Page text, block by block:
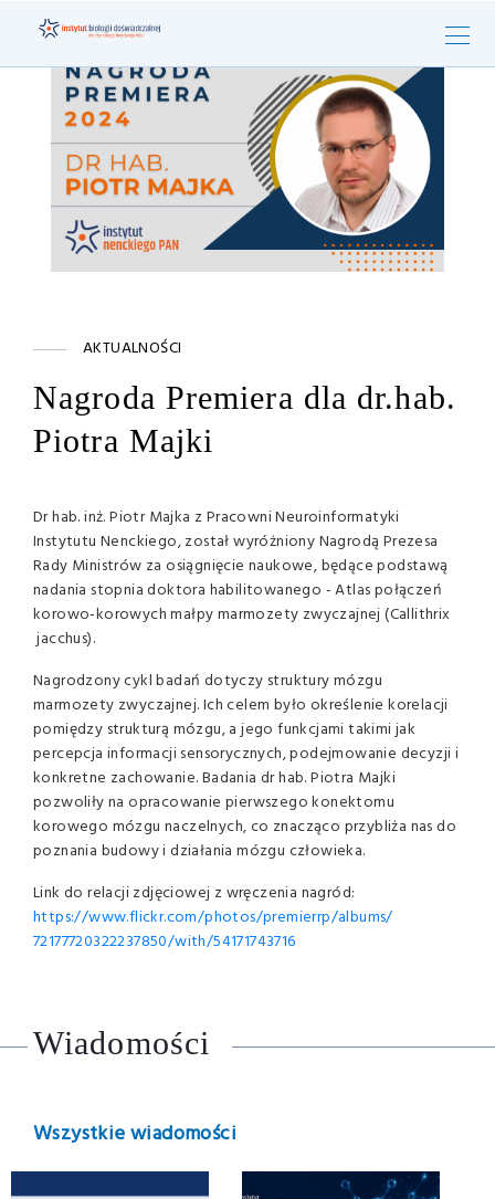
AKTUALNOŚCI
Nagroda Premiera dla dr.hab.
Piotra Majki
Dr hab. inż. Piotr Majka z Pracowni Neuroinformatyki
Instytutu Nenckiego, został wyróżniony Nagrodą Prezesa
Rady Ministrów za osiągnięcie naukowe, będące podstawą
nadania stopnia doktora habilitowanego - Atlas połączeń
korowo-korowych małpy marmozety zwyczajnej (Callithrix
jacchus).
Nagrodzony cykl badań dotyczy struktury mózgu
marmozety zwyczajnej. Ich celem było określenie korelacji
pomiędzy strukturą mózgu, a jego funkcjami takimi jak
percepcja informacji sensorycznych, podejmowanie decyzji i
konkretne zachowanie. Badania dr hab. Piotra Majki
pozwoliły na opracowanie pierwszego konektomu
korowego mózgu naczelnych, co znacząco przybliża nas do
poznania budowy i działania mózgu człowieka.
Link do relacji zdjęciowej z wręczenia nagród:
https://www.flickr.com/photos/premierrp/albums/
72177720322237850/with/54171743716
Wiadomości
Wszystkie wiadomości